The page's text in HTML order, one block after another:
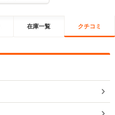
在庫一覧 クチコミ